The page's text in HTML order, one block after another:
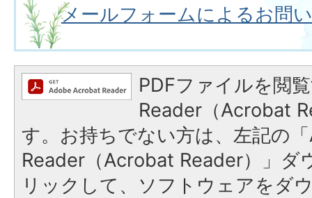
メールフォームによるお問
PDFファイルを閲
Reader（Acrobat
す。お持ちでない方は、左記の
Reader（Acrobat Reader）」ダ
リックして、ソフトウェアをダ